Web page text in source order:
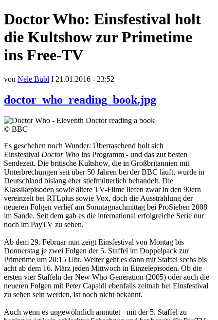
Doctor Who: Einsfestival holt
die Kultshow zur Primetime
ins Free-TV
von Nele Bübl I 21.01.2016 - 23:52
doctor_who_reading_book.jpg
© BBC
Es geschehen noch Wunder: Überraschend holt sich
Einsfestival Doctor Who ins Programm - und das zur besten
Sendezeit. Die britische Kultshow, die in Großbritannien mit
Unterbrechungen seit über 50 Jahren bei der BBC läuft, wurde in
Deutschland bislang eher stiefmütterlich behandelt. Die
Klassikepisoden sowie ältere TV-Filme liefen zwar in den 90ern
vereinzelt bei RTLplus sowie Vox, doch die Ausstrahlung der
neueren Folgen verlief am Sonntagnachmittag bei ProSieben 2008
im Sande. Seit dem gab es die international erfolgreiche Serie nur
noch im PayTV zu sehen.
Ab dem 29. Februar nun zeigt Einsfestival von Montag bis
Donnerstag je zwei Folgen der 5. Staffel im Doppelpack zur
Primetime um 20:15 Uhr. Weiter geht es dann mit Staffel sechs bis
acht ab dem 16. März jeden Mittwoch in Einzelepisoden. Ob die
ersten vier Staffeln der New Who-Generation (2005) oder auch die
neueren Folgen mit Peter Capaldi ebenfalls zeitnah bei Einsfestival
zu sehen sein werden, ist noch nicht bekannt.
Auch wenn es ungewöhnlich anmutet - mit der 5. Staffel zu